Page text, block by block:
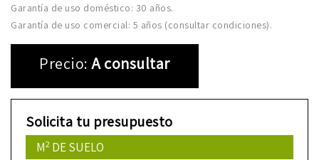
Garantía de uso doméstico: 30 años.
Garantía de uso comercial: 5 años (consultar condiciones).
Precio: A consultar
Solicita tu presupuesto
M2 DE SUELO